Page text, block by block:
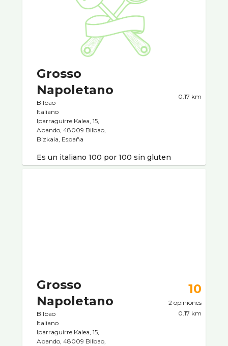
Grosso
Napoletano
Bilbao
Italiano
Iparraguirre Kalea, 15,
Abando, 48009 Bilbao,
Bizkaia, España
0.17 km
Es un italiano 100 por 100 sin gluten
Grosso
Napoletano
Bilbao
Italiano
Iparraguirre Kalea, 15,
Abando, 48009 Bilbao,
10
2 opiniones
0.17 km